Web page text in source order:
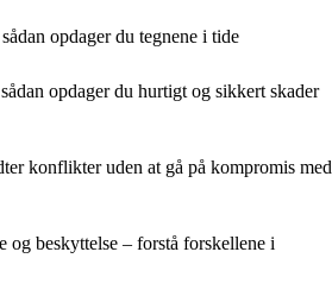
opdager du tegnene i tide
opdager du hurtigt og sikkert skader
konflikter uden at gå på kompromis med
og beskyttelse – forstå forskellene i